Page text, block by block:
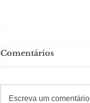
Comentários
Escreva um comentário